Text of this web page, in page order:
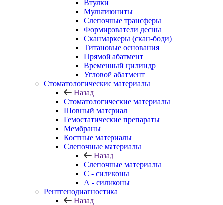
Втулки
Мультиюниты
Слепочные трансферы
Формирователи десны
Сканмаркеры (скан-боди)
Титановые основания
Прямой абатмент
Временный цилиндр
Угловой абатмент
Стоматологические материалы
Назад
Стоматологические материалы
Шовный материал
Гемостатические препараты
Мембраны
Костные материалы
Слепочные материалы
Назад
Слепочные материалы
C - силиконы
А - силиконы
Рентгенодиагностика
Назад